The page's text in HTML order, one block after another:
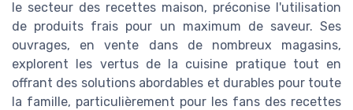
le secteur des recettes maison, préconise l'utilisation
de produits frais pour un maximum de saveur. Ses
ouvrages, en vente dans de nombreux magasins,
explorent les vertus de la cuisine pratique tout en
offrant des solutions abordables et durables pour toute
la famille, particulièrement pour les fans des recettes